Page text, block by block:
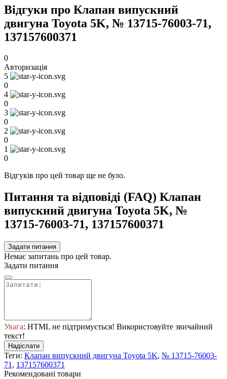
Відгуки про Клапан випускний
двигуна Toyota 5K, № 13715-76003-71,
137157600371
0
Авторизація
5
0
4
0
3
0
2
0
1
0
Відгуків про цей товар ще не було.
Питання та відповіді (FAQ) Клапан
випускний двигуна Toyota 5K, №
13715-76003-71, 137157600371
Задати питання
Немає запитань про цей товар.
Задати питання
Увага: HTML не підтримується! Використовуйте звичайний
текст!
Надіслати
Теги: Клапан випускний двигуна Toyota 5K, № 13715-76003-
71 , 137157600371
Рекомендовані товари